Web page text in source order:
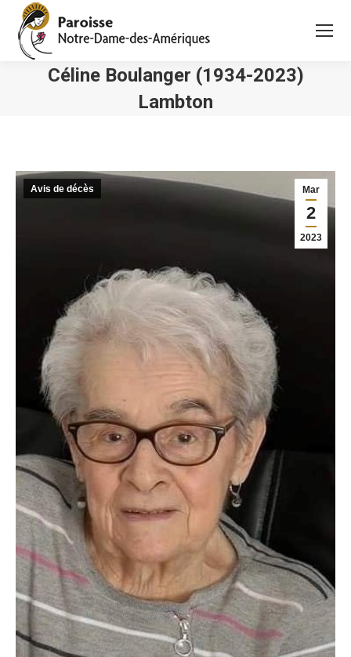
Céline Boulanger (1934-2023)
Lambton
Mar
2
2023
Avis de décès